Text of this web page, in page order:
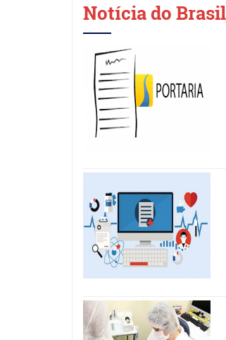
Notícia do Brasil